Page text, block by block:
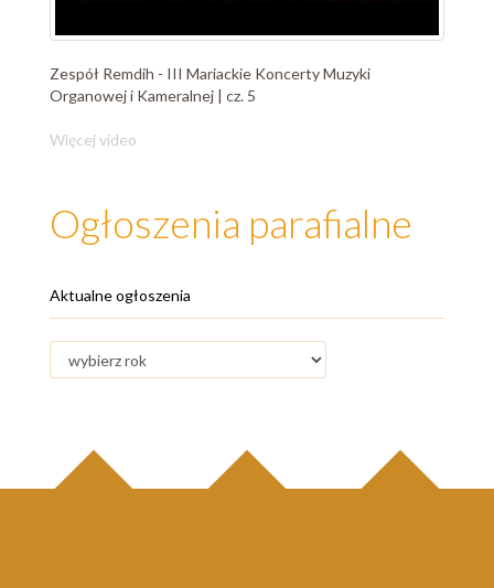
Zespół Remdih - III Mariackie Koncerty Muzyki
Organowej i Kameralnej | cz. 5
Więcej video
Ogłoszenia parafialne
Aktualne ogłoszenia